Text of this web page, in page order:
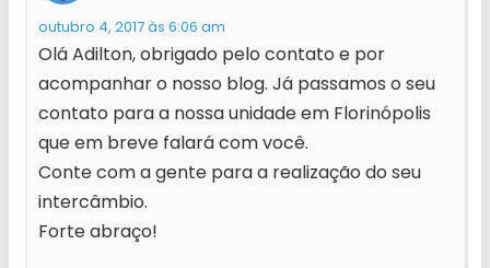
outubro 4, 2017 às 6:06 am
Olá Adilton, obrigado pelo contato e por
acompanhar o nosso blog. Já passamos o seu
contato para a nossa unidade em Florinópolis
que em breve falará com você.
Conte com a gente para a realização do seu
intercâmbio.
Forte abraço!